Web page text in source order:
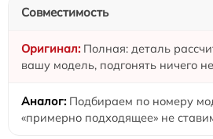
Совместимость
Полная: деталь
вашу модель, подгонять ничего
Подбираем по номеру
«примерно подходящее» не